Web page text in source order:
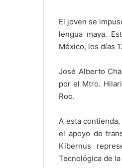
El joven se
lengua maya.
México, los días
José Alberto
por el Mtro.
Roo.
A esta
el apoyo de
Kibernus
Tecnológica de